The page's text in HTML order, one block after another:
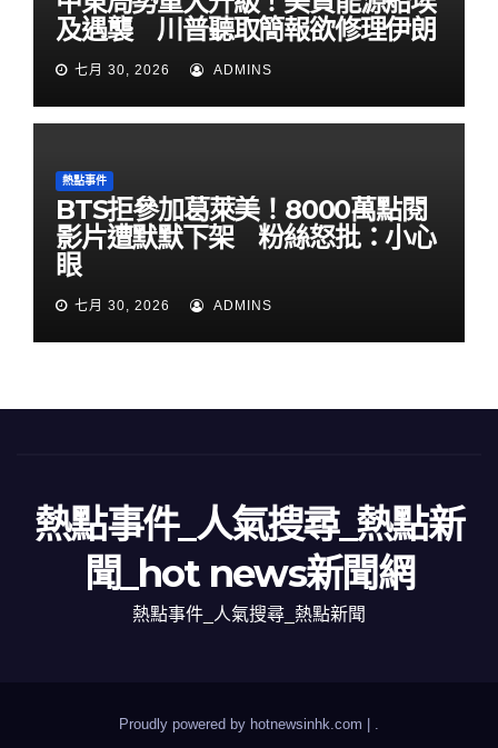
及遇襲 川普聽取簡報欲修理伊朗
七月 30, 2026 ADMINS
熱點事件
BTS拒參加葛萊美！8000萬點閱
影片遭默默下架 粉絲怒批：小心
眼
七月 30, 2026 ADMINS
熱點事件_人氣搜尋_熱點新
聞_hot news新聞網
熱點事件_人氣搜尋_熱點新聞
Proudly powered by hotnewsinhk.com |